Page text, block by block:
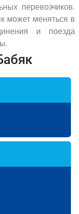
перевозчиков.
может меняться в
и поезда